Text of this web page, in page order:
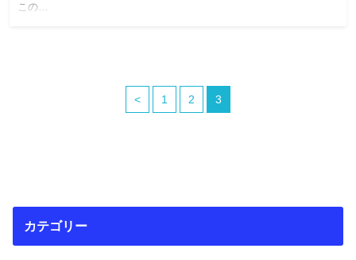
この…
< 1 2 3
カテゴリー